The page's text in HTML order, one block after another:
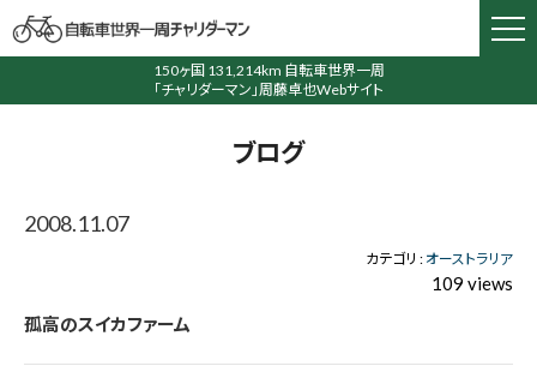
150ヶ国 131,214km 自転車世界一周
「チャリダーマン」周藤卓也Webサイト
ブログ
2008.11.07
カテゴリ : オーストラリア
109 views
孤高のスイカファーム